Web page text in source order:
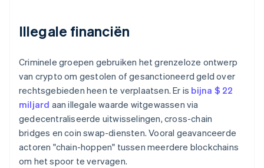
Illegale financiën
Criminele groepen gebruiken het grenzeloze ontwerp
van crypto om gestolen of gesanctioneerd geld over
rechtsgebieden heen te verplaatsen. Er is bijna $ 22
miljard aan illegale waarde witgewassen via
gedecentraliseerde uitwisselingen, cross-chain
bridges en coin swap-diensten. Vooral geavanceerde
actoren "chain-hoppen" tussen meerdere blockchains
om het spoor te vervagen.